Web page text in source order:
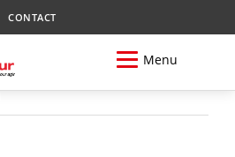
CONTACT
Menu